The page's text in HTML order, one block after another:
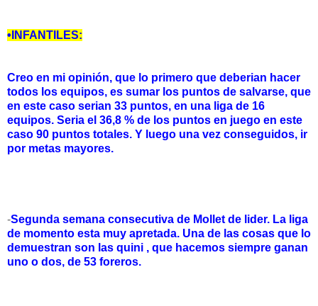
•INFANTILES:
Creo en mi opinión, que lo primero que deberian hacer
todos los equipos, es sumar los puntos de salvarse, que
en este caso serian 33 puntos, en una liga de 16
equipos. Seria el 36,8 % de los puntos en juego en este
caso 90 puntos totales. Y luego una vez conseguidos, ir
por metas mayores.
-Segunda semana consecutiva de Mollet de lider. La liga
de momento esta muy apretada. Una de las cosas que lo
demuestran son las quini , que hacemos siempre ganan
uno o dos, de 53 foreros.